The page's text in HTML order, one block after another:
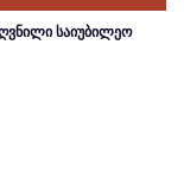
საიუბილეო